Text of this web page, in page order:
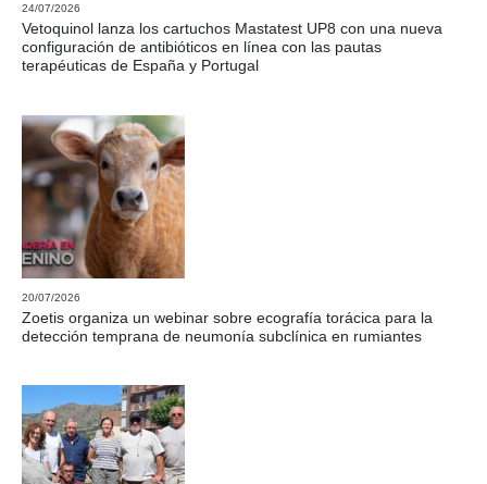
24/07/2026
Vetoquinol lanza los cartuchos Mastatest UP8 con una nueva
configuración de antibióticos en línea con las pautas
terapéuticas de España y Portugal
20/07/2026
Zoetis organiza un webinar sobre ecografía torácica para la
detección temprana de neumonía subclínica en rumiantes